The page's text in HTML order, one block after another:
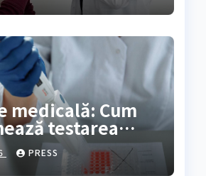
medicală: Cum
testarea
și cine are
ea?
PRESS